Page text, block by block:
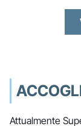
Attualmente